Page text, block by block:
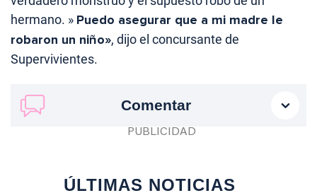
hermano. » Puedo asegurar que a mi madre le
robaron un niño», dijo el concursante de
Supervivientes.
Comentar
ÚLTIMAS NOTICIAS